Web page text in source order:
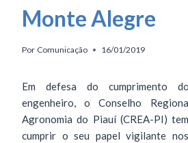
Monte Alegre
Por Comunicação 16/01/2019
Em defesa do cumprimento
engenheiro, o Conselho
Agronomia do Piauí (CREA-PI)
cumprir o seu papel vigilante